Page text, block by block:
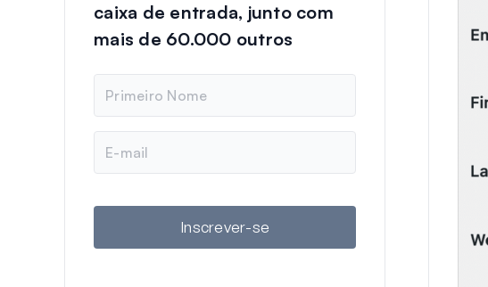
caixa de entrada, junto com
mais de 60.000 outros
m
e
m
i
Inscrever-se